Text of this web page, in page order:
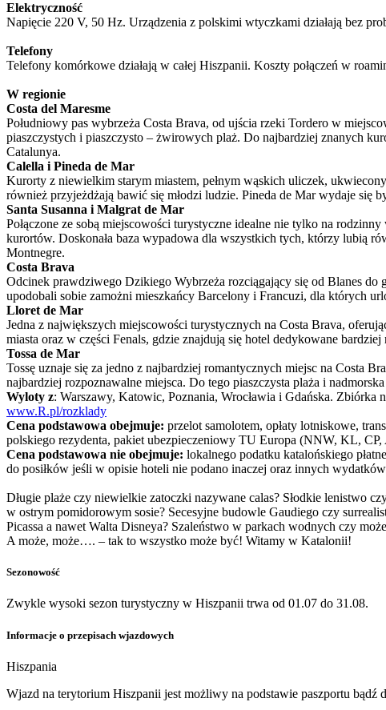
Elektryczność
Napięcie 220 V, 50 Hz. Urządzenia z polskimi wtyczkami działają bez
Telefony
Telefony komórkowe działają w całej Hiszpanii. Koszty połączeń w
W regionie
Costa del Maresme
Południowy pas wybrzeża Costa Brava, od ujścia rzeki Tordero w
piaszczystych i piaszczysto – żwirowych plaż. Do najbardziej znanych
Catalunya.
Calella i Pineda de Mar
Kurorty z niewielkim starym miastem, pełnym wąskich uliczek,
również przyjeżdżają bawić się młodzi ludzie. Pineda de Mar wydaje się
Santa Susanna i Malgrat de Mar
Połączone ze sobą miejscowości turystyczne idealne nie tylko na
kurortów. Doskonała baza wypadowa dla wszystkich tych, którzy lubią
Montnegre.
Costa Brava
Odcinek prawdziwego Dzikiego Wybrzeża rozciągający się od Blanes
upodobali sobie zamożni mieszkańcy Barcelony i Francuzi, dla których
Lloret de Mar
Jedna z największych miejscowości turystycznych na Costa Brava,
miasta oraz w części Fenals, gdzie znajdują się hotel dedykowane
Tossa de Mar
Tossę uznaje się za jedno z najbardziej romantycznych miejsc na Costa
najbardziej rozpoznawalne miejsca. Do tego piaszczysta plaża i
Wyloty z: Warszawy, Katowic, Poznania, Wrocławia i Gdańska.
www.R.pl/rozklady
Cena podstawowa obejmuje: przelot samolotem, opłaty lotniskowe,
polskiego rezydenta, pakiet ubezpieczeniowy TU Europa (NNW, KL, CP,
Cena podstawowa nie obejmuje: lokalnego podatku katalońskiego
do posiłków jeśli w opisie hoteli nie podano inaczej oraz innych
Długie plaże czy niewielkie zatoczki nazywane calas? Słodkie lenistwo
w ostrym pomidorowym sosie? Secesyjne budowle Gaudiego czy
Picassa a nawet Walta Disneya? Szaleństwo w parkach wodnych czy
A może, może…. – tak to wszystko może być! Witamy w Katalonii!
Sezonowość
Zwykle wysoki sezon turystyczny w Hiszpanii trwa od 01.07 do 31.08.
Informacje o przepisach wjazdowych
Hiszpania
​Wjazd na terytorium Hiszpanii jest możliwy na podstawie paszportu